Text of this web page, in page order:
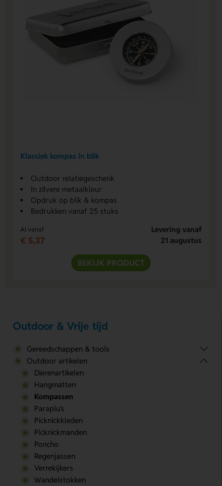
Klassiek kompas in blik
Outdoor relatiegeschenk
In zilvere metaalkleur
Opdruk op blik & kompas
Bedrukken vanaf 25 stuks
Al vanaf
€ 5,37
Levering vanaf
21 augustus
BEKIJK PRODUCT
Outdoor & Vrije tijd
Gereedschappen & tools
Outdoor artikelen
Dierenartikelen
Hangmatten
Kompassen
Paraplu's
Picknickkleden
Picknickmanden
Poncho
Regenjassen
Verrekijkers
Wandelstokken